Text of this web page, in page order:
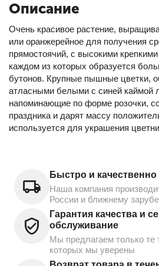
Описание
Очень красивое растение,
или оранжерейное для получения
прямостоячий, с высокими
каждом из которых образуется
бутонов. Крупные пышные цветки,
атласными белыми с синей каймой
напоминающие по форме розочки,
праздника и дарят массу
используется для украшения
Быстро и
Наша компания
России и ближнему
Гарантия качества и
обслуживание
Мы предлагаем только те
которых мы уверены